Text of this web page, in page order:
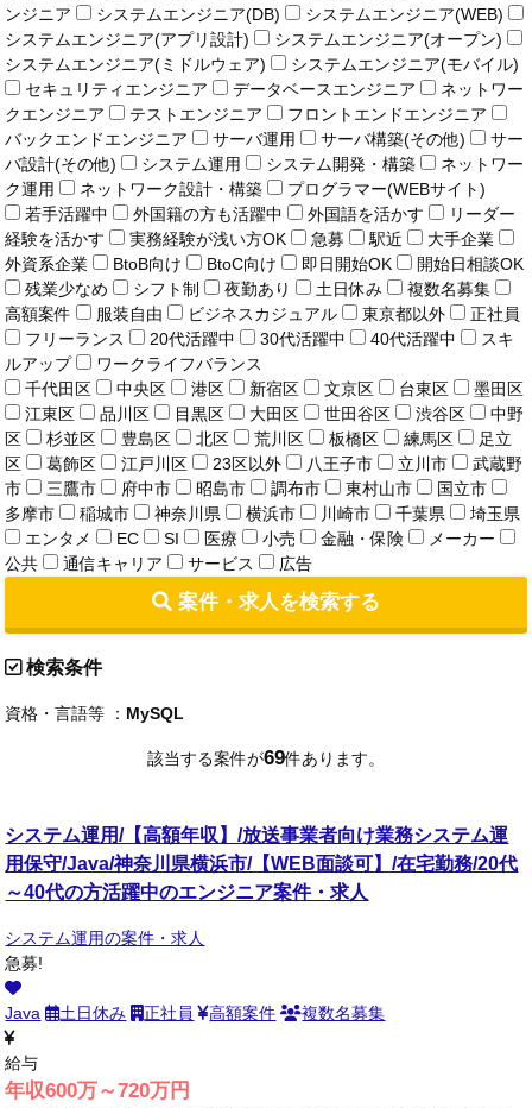
ンジニア
システムエンジニア(DB)
システムエンジニア(WEB)
システムエンジニア(アプリ設計)
システムエンジニア(オープン)
システムエンジニア(ミドルウェア)
システムエンジニア(モバイル)
セキュリティエンジニア
データベースエンジニア
ネットワー
クエンジニア
テストエンジニア
フロントエンドエンジニア
バックエンドエンジニア
サーバ運用 サーバ構築(その他)
サー
バ設計(その他)
システム運用 システム開発・構築
ネットワー
ク運用
ネットワーク設計・構築
プログラマー(WEBサイト)
若手活躍中
外国籍の方も活躍中 外国語を活かす
リーダー
経験を活かす
実務経験が浅い方OK 急募 駅近
大手企業
外資系企業
BtoB向け BtoC向け 即日開始OK
開始日相談OK
残業少なめ
シフト制 夜勤あり 土日休み
複数名募集
高額案件
服装自由 ビジネスカジュアル 東京都以外
正社員
フリーランス
20代活躍中 30代活躍中 40代活躍中
スキ
ルアップ
ワークライフバランス
千代田区
中央区 港区 新宿区 文京区 台東区
墨田区
江東区
品川区 目黒区 大田区 世田谷区 渋谷区
中野
区
杉並区 豊島区 北区 荒川区 板橋区 練馬区
足立
区
葛飾区 江戸川区 23区以外 八王子市 立川市
武蔵野
市
三鷹市 府中市 昭島市 調布市 東村山市
国立市
多摩市
稲城市 神奈川県 横浜市 川崎市 千葉県
埼玉県
エンタメ
EC SI 医療 小売 金融・保険
メーカー
公共
通信キャリア サービス 広告
案件・求人を検索する
検索条件
資格・言語等 ： MySQL
該当する案件が69件あります。
システム運用/【高額年収】/放送事業者向け業務システム運
用保守/Java/神奈川県横浜市/【WEB面談可】/在宅勤務/20代
～40代の方活躍中のエンジニア案件・求人
システム運用の案件・求人
急募!
Java 土日休み 正社員 高額案件 複数名募集
給与
年収600万～720万円